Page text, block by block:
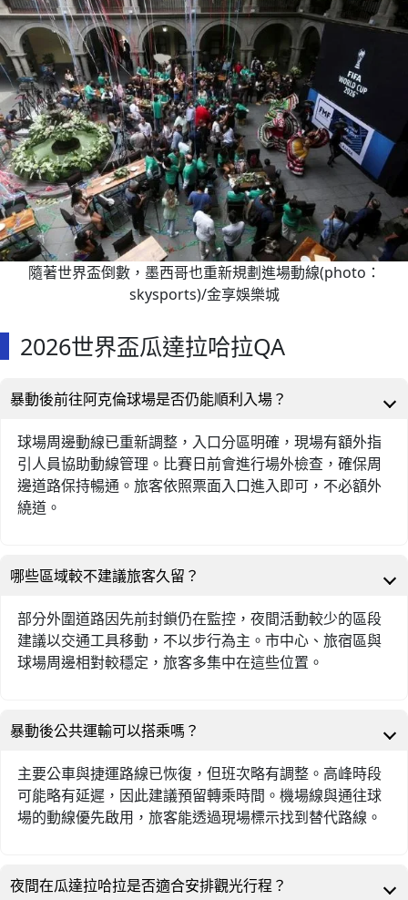
隨著世界盃倒數，墨西哥也重新規劃進場動線(photo：
skysports)/金享娛樂城
2026世界盃瓜達拉哈拉QA
暴動後前往阿克倫球場是否仍能順利入場？
球場周邊動線已重新調整，入口分區明確，現場有額外指
引人員協助動線管理。比賽日前會進行場外檢查，確保周
邊道路保持暢通。旅客依照票面入口進入即可，不必額外
繞道。
哪些區域較不建議旅客久留？
部分外圍道路因先前封鎖仍在監控，夜間活動較少的區段
建議以交通工具移動，不以步行為主。市中心、旅宿區與
球場周邊相對較穩定，旅客多集中在這些位置。
暴動後公共運輸可以搭乘嗎？
主要公車與捷運路線已恢復，但班次略有調整。高峰時段
可能略有延遲，因此建議預留轉乘時間。機場線與通往球
場的動線優先啟用，旅客能透過現場標示找到替代路線。
夜間在瓜達拉哈拉是否適合安排觀光行程？